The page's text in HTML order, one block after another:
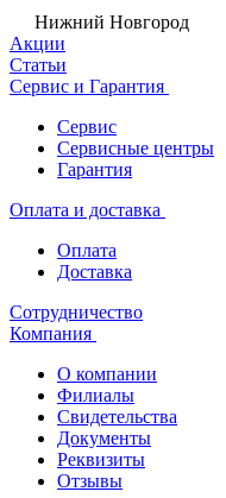
Нижний Новгород
Акции
Статьи
Сервис и Гарантия
Сервис
Сервисные центры
Гарантия
Оплата и доставка
Оплата
Доставка
Сотрудничество
Компания
О компании
Филиалы
Свидетельства
Документы
Реквизиты
Отзывы